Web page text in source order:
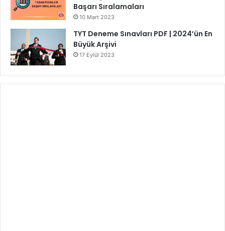
Başarı Sıralamaları
10 Mart 2023
TYT Deneme Sınavları PDF | 2024’ün En
Büyük Arşivi
17 Eylül 2023